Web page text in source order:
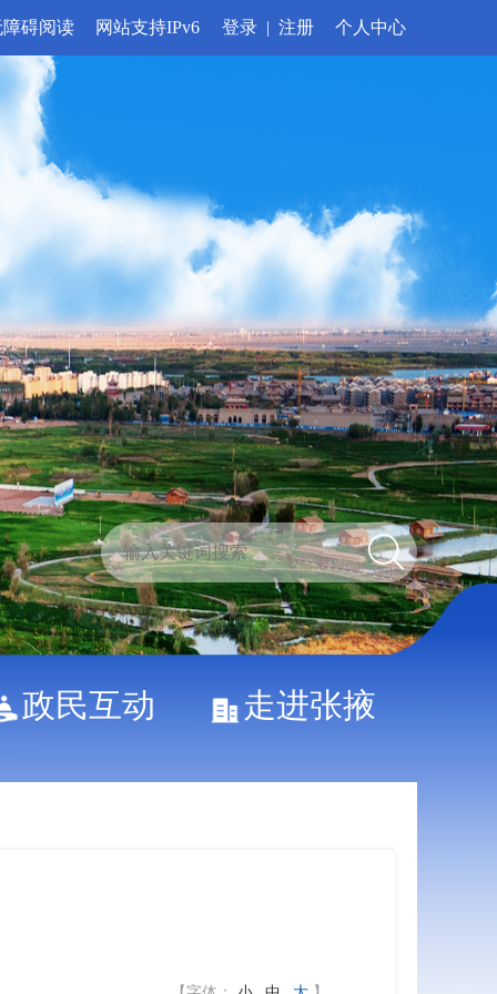
障碍阅读 网站支持IPv6 登录 | 注册 个人中心
政民互动 走进张掖